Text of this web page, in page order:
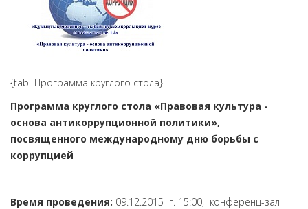
{tab=Программа круглого стола}
Программа круглого стола «Правовая культура -
основа антикоррупционной политики»,
посвященного международному дню борьбы с
коррупцией
Время проведения: 09.12.2015 г. 15:00, конференц-зал